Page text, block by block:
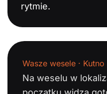
rytmie.
Wasze wesele · Kutno
Na weselu w